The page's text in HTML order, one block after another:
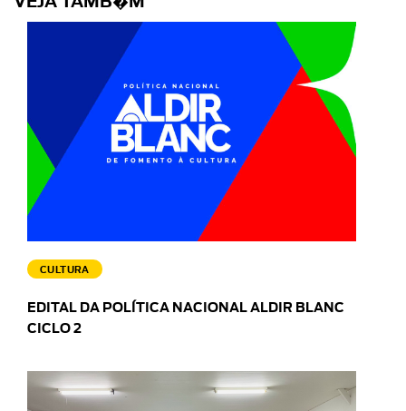
CULTURA
EDITAL DA POLÍTICA NACIONAL ALDIR BLANC
CICLO 2